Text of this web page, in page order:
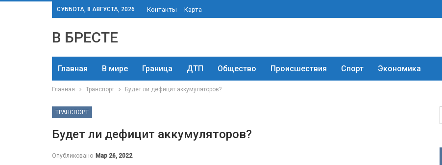
СУББОТА, 8 АВГУСТА, 2026 Контакты Карта
В БРЕСТЕ
Главная В мире Граница ДТП Общество Происшествия Спорт Экономика
Главная Транспорт Будет ли дефицит аккумуляторов?
ТРАНСПОРТ
Будет ли дефицит аккумуляторов?
Опубликовано Мар 26, 2022